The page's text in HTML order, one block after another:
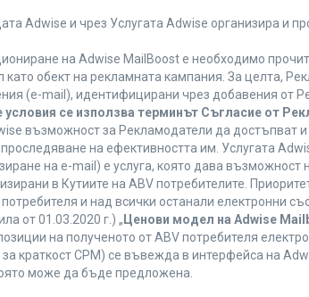
Adwise и чрез Услугата Adwise организира и
на Adwise MailBoost е необходимо
обект на рекламната кампания. За целта,
(e-mail), идентифицирани чрез добавения от
се използва терминът Съгласие от
възможност за Рекламодатели да достъпват
на ефективността им. Услугата
на e-mail) е услуга, която дава възможност
в Кутиите на ABV потребителите.
и над всички останали електронни
от 01.03.2020 г.) „ Ценови модел на Adwise
на полученото от ABV потребителя
краткост CPM) се въвежда в интерфейса на
може да бъде предложена.